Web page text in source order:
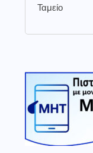
Ταμείο